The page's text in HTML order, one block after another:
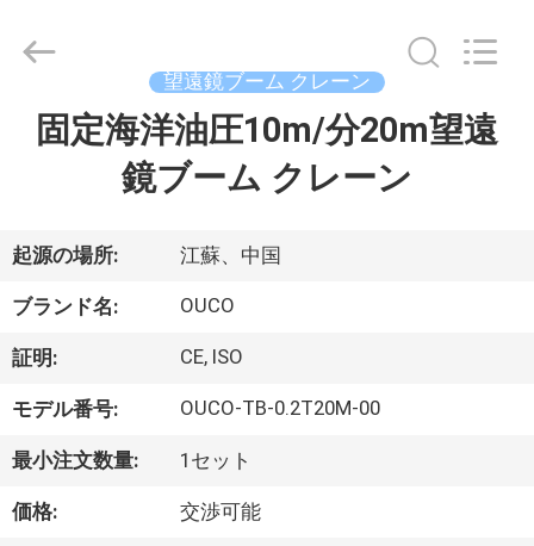
製
品
ビ
デ
2020
INTERNATIONAL
GROUP
望遠鏡ブーム クレーン
固定海洋油圧10m/分20m望遠
鏡ブーム クレーン
起源の場所: 江蘇、中国
ブランド名: OUCO
証明: CE, ISO
モデル番号: OUCO-TB-0.2T20M-00
最小注文数量: 1セット
価格: 交渉可能